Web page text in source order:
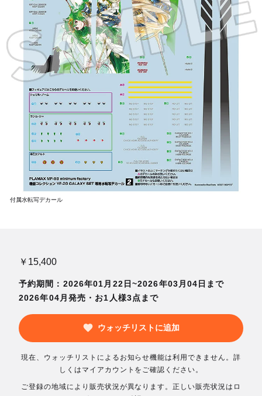
付属水転写デカール
￥15,400
予約期間：2026年01月22日~2026年03月04日まで
2026年04月発売・お1人様3点まで
ウォッチリストに追加
現在、ウォッチリストによるお知らせ機能は利用できません。詳
しくはマイアカウントをご確認ください。
ご登録の地域により販売状況が異なります。正しい販売状況はロ